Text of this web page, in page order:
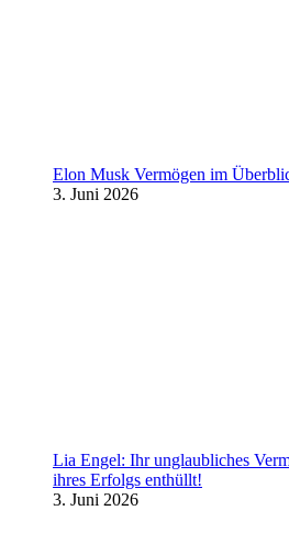
Elon Musk Vermögen im
3. Juni 2026
Lia Engel: Ihr unglaubliches
ihres Erfolgs enthüllt!
3. Juni 2026